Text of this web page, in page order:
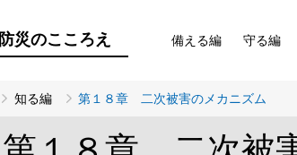
防災のこころえ 備える編 守る編
知る編 第１８章 二次被害のメカニズム